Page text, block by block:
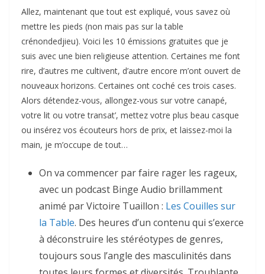
Allez, maintenant que tout est expliqué, vous savez où
mettre les pieds (non mais pas sur la table
crénondedjieu). Voici les 10 émissions gratuites que je
suis avec une bien religieuse attention. Certaines me font
rire, d’autres me cultivent, d’autre encore m’ont ouvert de
nouveaux horizons. Certaines ont coché ces trois cases.
Alors détendez-vous, allongez-vous sur votre canapé,
votre lit ou votre transat’, mettez votre plus beau casque
ou insérez vos écouteurs hors de prix, et laissez-moi la
main, je m’occupe de tout…
On va commencer par faire rager les rageux,
avec un podcast Binge Audio brillamment
animé par Victoire Tuaillon : Les Couilles sur
la Table. Des heures d’un contenu qui s’exerce
à déconstruire les stéréotypes de genres,
toujours sous l’angle des masculinités dans